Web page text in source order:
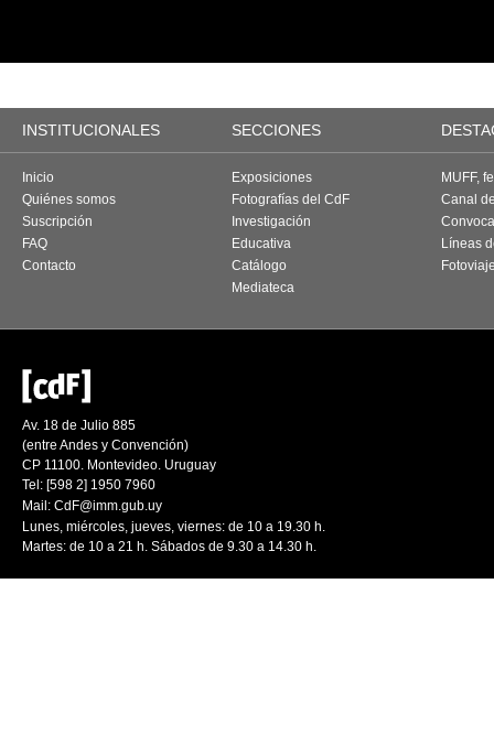
INSTITUCIONALES SECCIONES
Inicio
Quiénes somos
Suscripción
FAQ
Contacto
Exposiciones
Fotografías del CdF
Investigación
Educativa
Catálogo
Mediateca
MUFF,
Canal
Líneas
Av. 18 de Julio 885
(entre Andes y Convención)
CP 11100. Montevideo. Uruguay
Tel: [598 2] 1950 7960
Mail: CdF@imm.gub.uy
Lunes, miércoles, jueves, viernes: de 10 a 19.30 h.
Martes: de 10 a 21 h. Sábados de 9.30 a 14.30 h.